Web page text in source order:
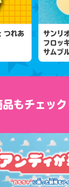
れあ
サンリ
フロッ
サムブ
もチェック